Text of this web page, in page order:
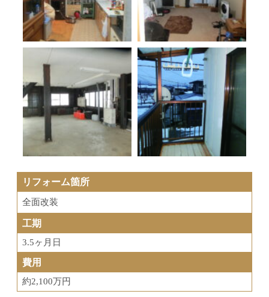
リフォーム箇所
全面改装
工期
3.5ヶ月日
費用
約2,100万円